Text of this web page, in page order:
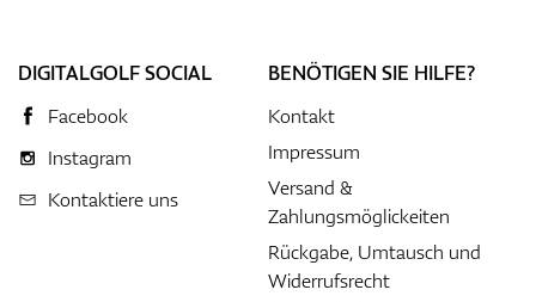
DIGITALGOLF SOCIAL
Facebook
Instagram
Kontaktiere uns
BENÖTIGEN SIE HILFE?
Kontakt
Impressum
Versand &
Zahlungsmöglickeiten
Rückgabe, Umtausch und
Widerrufsrecht